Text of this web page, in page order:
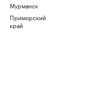
Мурманск
Приморский
край